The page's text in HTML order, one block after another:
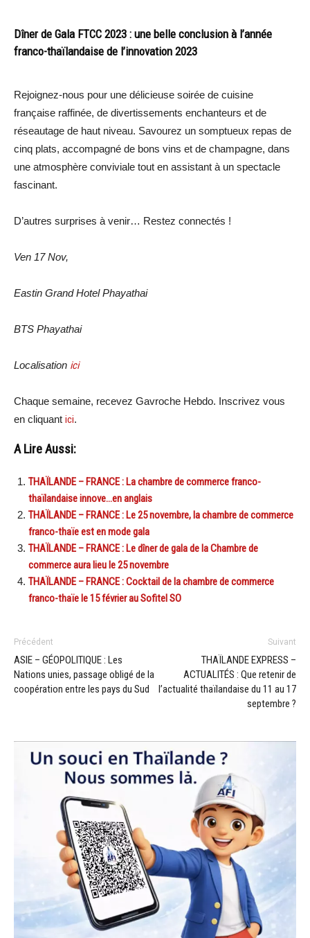
Dîner de Gala FTCC 2023 : une belle conclusion à l’année
franco-thaïlandaise de l’innovation 2023
Rejoignez-nous pour une délicieuse soirée de cuisine
française raffinée, de divertissements enchanteurs et de
réseautage de haut niveau. Savourez un somptueux repas de
cinq plats, accompagné de bons vins et de champagne, dans
une atmosphère conviviale tout en assistant à un spectacle
fascinant.
D’autres surprises à venir… Restez connectés !
Ven 17 Nov,
Eastin Grand Hotel Phayathai
BTS Phayathai
Localisation ici
Chaque semaine, recevez Gavroche Hebdo. Inscrivez vous
en cliquant ici.
A Lire Aussi:
THAÏLANDE – FRANCE : La chambre de commerce franco-
thaïlandaise innove…en anglais
THAÏLANDE – FRANCE : Le 25 novembre, la chambre de commerce
franco-thaïe est en mode gala
THAÏLANDE – FRANCE : Le dîner de gala de la Chambre de
commerce aura lieu le 25 novembre
THAÏLANDE – FRANCE : Cocktail de la chambre de commerce
franco-thaïe le 15 février au Sofitel SO
Précédent
ASIE – GÉOPOLITIQUE : Les
Nations unies, passage obligé de la
coopération entre les pays du Sud
Suivant
THAÏLANDE EXPRESS –
ACTUALITÉS : Que retenir de
l’actualité thaïlandaise du 11 au 17
septembre ?